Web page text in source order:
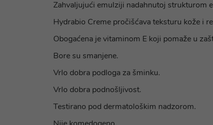
Zahvaljujući emulziji nadahnutoj strukturom
Hydrabio Creme pročišćava teksturu kože i
Obogaćena je vitaminom E koji pomaže u
Bore su smanjene.
Vrlo dobra podloga za šminku.
Vrlo dobra podnošljivost.
Testirano pod dermatološkim nadzorom.